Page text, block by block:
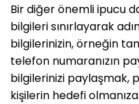
Bir diğer önemli ipucu
bilgileri sınırlayarak
bilgilerinizin, örneğin
telefon numaranızın
bilgilerinizi paylaşmak,
kişilerin hedefi